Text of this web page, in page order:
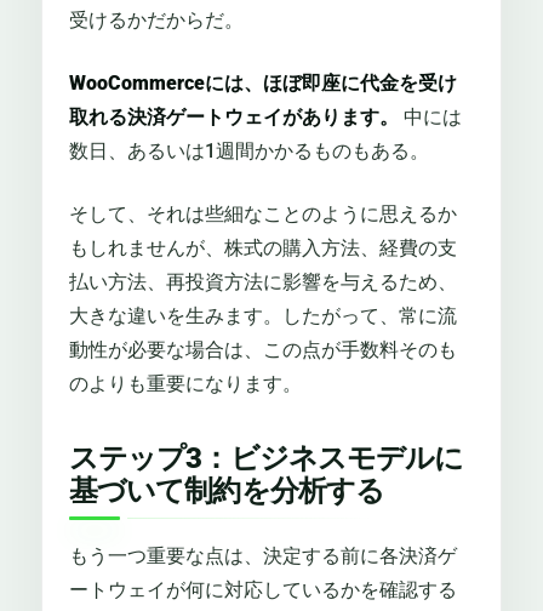
受けるかだからだ。
WooCommerceには、ほぼ即座に代金を受け
取れる決済ゲートウェイがあります。
中には
数日、あるいは1週間かかるものもある。
そして、それは些細なことのように思えるか
もしれませんが、株式の購入方法、経費の支
払い方法、再投資方法に影響を与えるため、
大きな違いを生みます。したがって、常に流
動性が必要な場合は、この点が手数料そのも
のよりも重要になります。
ステップ3：ビジネスモデルに
基づいて制約を分析する
もう一つ重要な点は、決定する前に各決済ゲ
ートウェイが何に対応しているかを確認する